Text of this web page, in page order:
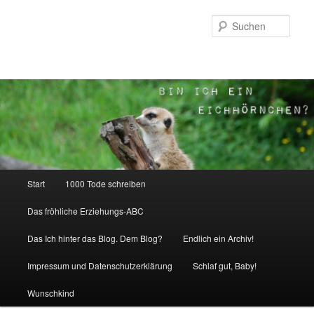
Start 1000 Tode schreiben
Das fröhliche Erziehungs-ABC
Das Ich hinter das Blog. Dem Blog? Endlich ein Archiv!
Impressum und Datenschutzerklärung Schlaf gut, Baby!
Wunschkind